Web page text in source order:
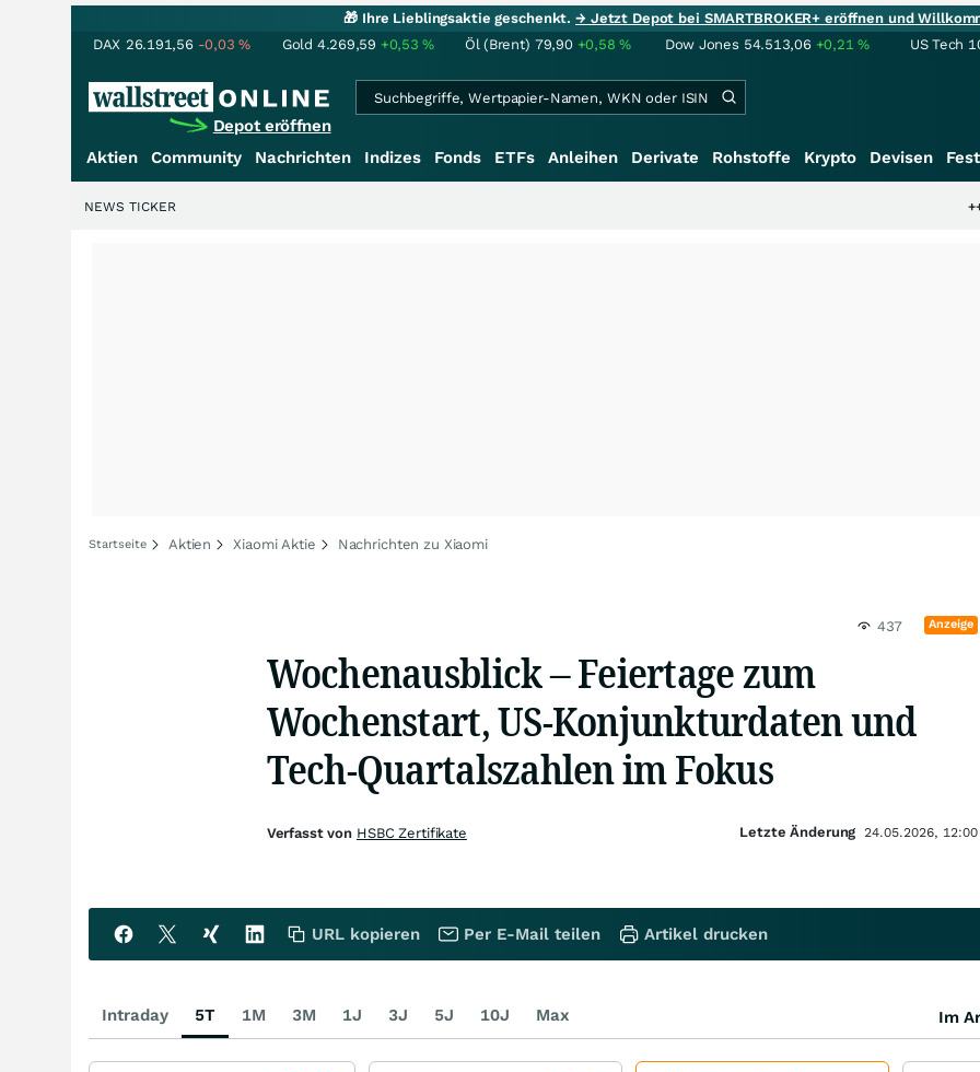
🎁 Ihre Lieblingsaktie geschenkt.→ Jetzt Depot bei SMARTBROKER+ eröffnen und
DAX 26.191,56 -0,03% Gold 4.269,59 +0,53% Öl (Brent) 79,90 +0,58% Dow Jones 54.513,06 +0,21% US Tech
Depot eröffnen
Aktien Community Nachrichten Indizes Fonds ETFs Anleihen Derivate Rohstoffe Krypto Devisen
NEWS TICKER
Startseite Aktien Xiaomi Aktie Nachrichten zu Xiaomi
437 Anzeige
Wochenausblick – Feiertage zum
Wochenstart, US-Konjunkturdaten und
Tech-Quartalszahlen im Fokus
Verfasst von HSBC Zertifikate Letzte Änderung 24.05.2026, 12:00
URL kopieren Per E-Mail teilen Artikel drucken
Intraday 5T 1M 3M 1J 3J 5J 10J Max Im